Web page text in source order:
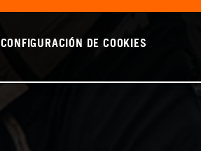
CONFIGURACIÓN DE COOKIES